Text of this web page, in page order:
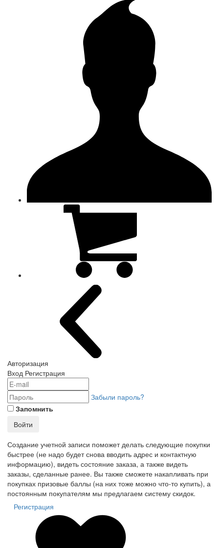
Авторизация
Вход Регистрация
Забыли пароль?
Запомнить
Войти
Создание учетной записи поможет делать следующие покупки
быстрее (не надо будет снова вводить адрес и контактную
информацию), видеть состояние заказа, а также видеть
заказы, сделанные ранее. Вы также сможете накапливать при
покупках призовые баллы (на них тоже можно что-то купить), а
постоянным покупателям мы предлагаем систему скидок.
Регистрация